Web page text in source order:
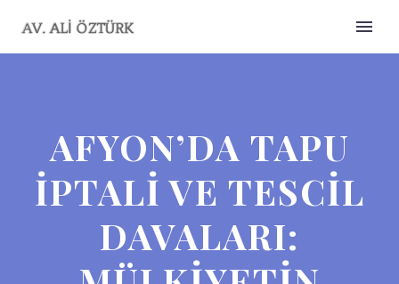
AFYON’DA TAPU
İPTALI VE TESCIL
DAVALARI: